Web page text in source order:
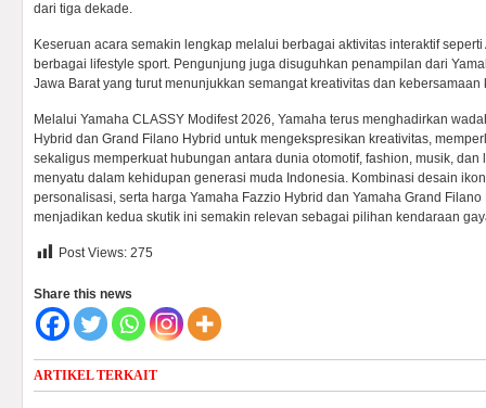
dari tiga dekade.
Keseruan acara semakin lengkap melalui berbagai aktivitas interaktif
berbagai lifestyle sport. Pengunjung juga disuguhkan penampilan dari
Jawa Barat yang turut menunjukkan semangat kreativitas dan kebersamaan
Melalui Yamaha CLASSY Modifest 2026, Yamaha terus menghadirkan
Hybrid dan Grand Filano Hybrid untuk mengekspresikan kreativitas,
sekaligus memperkuat hubungan antara dunia otomotif, fashion, musik, dan
menyatu dalam kehidupan generasi muda Indonesia. Kombinasi desain
personalisasi, serta harga Yamaha Fazzio Hybrid dan Yamaha Grand
menjadikan kedua skutik ini semakin relevan sebagai pilihan kendaraan
Post Views: 275
Share this news
ARTIKEL TERKAIT